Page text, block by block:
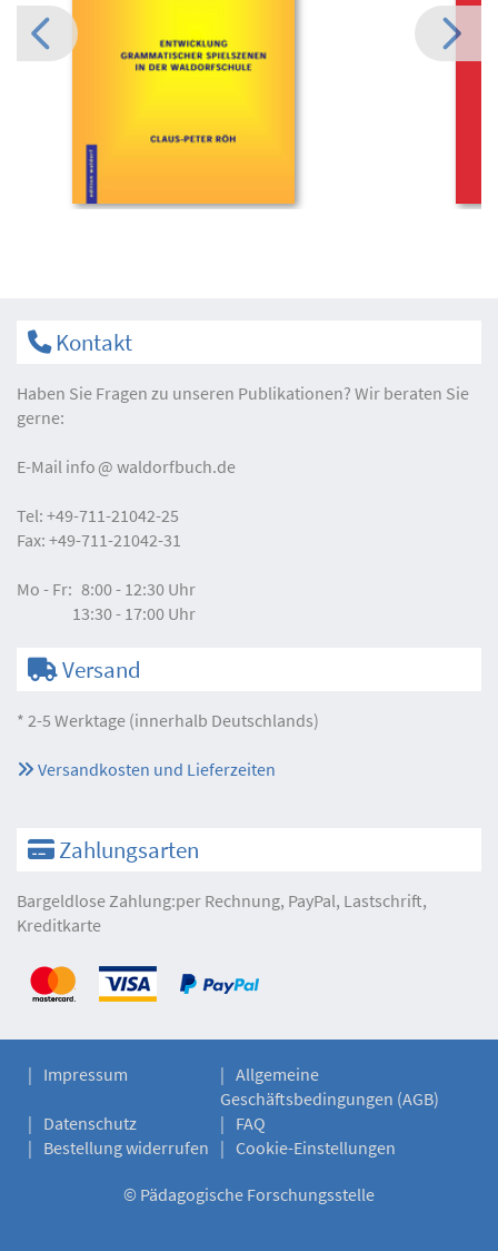
Kontakt
Haben Sie Fragen zu unseren Publikationen? Wir beraten Sie
gerne:
E-Mail info waldorfbuch.de
Tel: +49-711-21042-25
Fax: +49-711-21042-31
Mo - Fr: 8:00 - 12:30 Uhr
13:30 - 17:00 Uhr
Versand
* 2-5 Werktage (innerhalb Deutschlands)
Versandkosten und Lieferzeiten
Zahlungsarten
Bargeldlose Zahlung:per Rechnung, PayPal, Lastschrift,
Kreditkarte
Impressum
Allgemeine
Geschäftsbedingungen (AGB)
Datenschutz
FAQ
Bestellung widerrufen
Cookie-Einstellungen
© Pädagogische Forschungsstelle